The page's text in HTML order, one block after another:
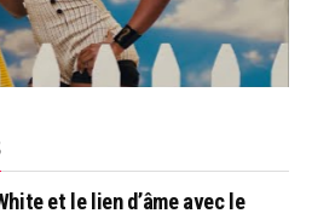
et le lien d’âme avec le